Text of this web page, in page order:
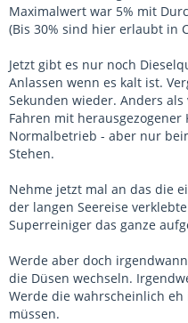
Maximalwert war 5% mit
(Bis 30% sind hier erlaubt in
Jetzt gibt es nur noch
Anlassen wenn es kalt ist.
Sekunden wieder. Anders
Fahren mit
Normalbetrieb - aber nur
Stehen.
Nehme jetzt mal an das die
der langen Seereise
Superreiniger das ganze
Werde aber doch
die Düsen wechseln.
Werde die wahrscheinlich
müssen.